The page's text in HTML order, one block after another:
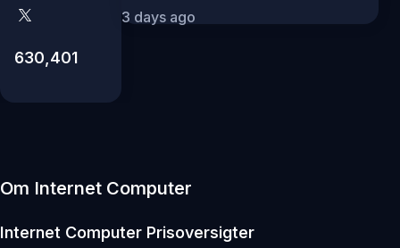
630,401
3 days ago
Om Internet Computer
Internet Computer Prisoversigter